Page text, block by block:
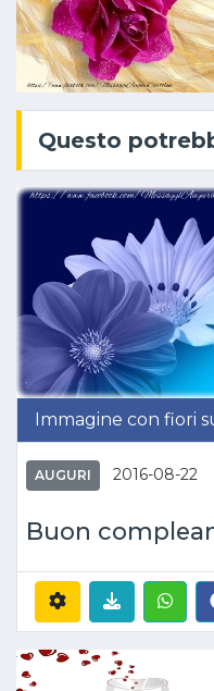
Questo
Immagine con fiori
AUGURI 2016-08-22
Buon